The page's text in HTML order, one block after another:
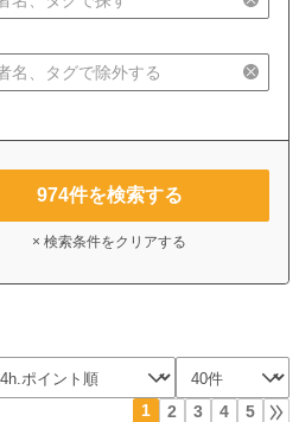
974件を検索する
× 検索条件をクリアする
1 2 3 4 5